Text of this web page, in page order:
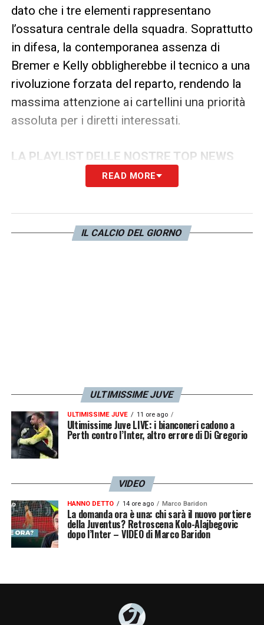
dato che i tre elementi rappresentano
l’ossatura centrale della squadra. Soprattutto
in difesa, la contemporanea assenza di
Bremer e Kelly obbligherebbe il tecnico a una
rivoluzione forzata del reparto, rendendo la
massima attenzione ai cartellini una priorità
assoluta per i diretti interessati.
LA PLAYLIST DELLE NOSTRE TOP NEWS
READ MORE
IL CALCIO DEL GIORNO
ULTIMISSIME JUVE
ULTIMISSIME JUVE 11 ore ago
Ultimissime Juve LIVE: i bianconeri cadono a
Perth contro l’Inter, altro errore di Di Gregorio
VIDEO
HANNO DETTO 14 ore ago Marco Baridon
La domanda ora è una: chi sarà il nuovo portiere
della Juventus? Retroscena Kolo-Alajbegovic
dopo l’Inter – VIDEO di Marco Baridon